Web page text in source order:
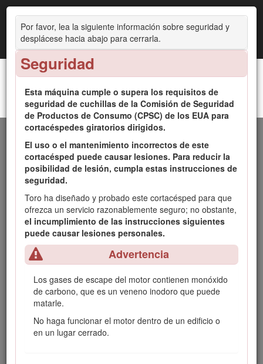
Por favor, lea la siguiente información sobre seguridad y
desplácese hacia abajo para cerrarla.
Seguridad
Esta máquina cumple o supera los requisitos de
seguridad de cuchillas de la Comisión de Seguridad
de Productos de Consumo (CPSC) de los EUA para
cortacéspedes giratorios dirigidos.
El uso o el mantenimiento incorrectos de este
cortacésped puede causar lesiones. Para reducir la
posibilidad de lesión, cumpla estas instrucciones de
seguridad.
Toro ha diseñado y probado este cortacésped para que
ofrezca un servicio razonablemente seguro; no obstante,
el incumplimiento de las instrucciones siguientes
puede causar lesiones personales.
Advertencia
Los gases de escape del motor contienen monóxido
de carbono, que es un veneno inodoro que puede
matarle.
No haga funcionar el motor dentro de un edificio o
en un lugar cerrado.
Cortacésped Recycler® de 53 cm (21") con ensacado trasero para servicio
pesado
Introducción
Este cortacésped dirigido de cuchillas rotativas está
diseñado para ser usado por usuarios domésticos o por
principalmente para segar césped bien mantenido en
zonas verdes residenciales o comerciales. No está
diseñado para cortar maleza o para aplicaciones
agrícolas.
Lea este manual detenidamente para aprender a utilizar y
mantener correctamente su producto, y para evitar lesiones
y daños al producto. Usted es el responsable de utilizar el
producto de forma correcta y segura.
Usted puede ponerse en contacto directamente con Toro en
www.Toro.com si desea obtener información sobre
productos y accesorios, o si necesita localizar un distribuidor